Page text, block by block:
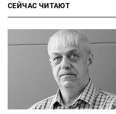
СЕЙЧАС ЧИТАЮТ